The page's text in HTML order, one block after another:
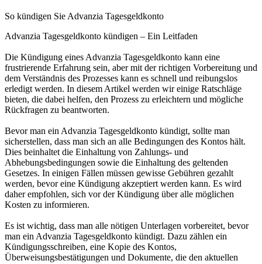
So kündigen Sie Advanzia Tagesgeldkonto
Advanzia Tagesgeldkonto kündigen – Ein Leitfaden
Die Kündigung eines Advanzia Tagesgeldkonto kann eine
frustrierende Erfahrung sein, aber mit der richtigen Vorbereitung und
dem Verständnis des Prozesses kann es schnell und reibungslos
erledigt werden. In diesem Artikel werden wir einige Ratschläge
bieten, die dabei helfen, den Prozess zu erleichtern und mögliche
Rückfragen zu beantworten.
Bevor man ein Advanzia Tagesgeldkonto kündigt, sollte man
sicherstellen, dass man sich an alle Bedingungen des Kontos hält.
Dies beinhaltet die Einhaltung von Zahlungs- und
Abhebungsbedingungen sowie die Einhaltung des geltenden
Gesetzes. In einigen Fällen müssen gewisse Gebühren gezahlt
werden, bevor eine Kündigung akzeptiert werden kann. Es wird
daher empfohlen, sich vor der Kündigung über alle möglichen
Kosten zu informieren.
Es ist wichtig, dass man alle nötigen Unterlagen vorbereitet, bevor
man ein Advanzia Tagesgeldkonto kündigt. Dazu zählen ein
Kündigungsschreiben, eine Kopie des Kontos,
Überweisungsbestätigungen und Dokumente, die den aktuellen